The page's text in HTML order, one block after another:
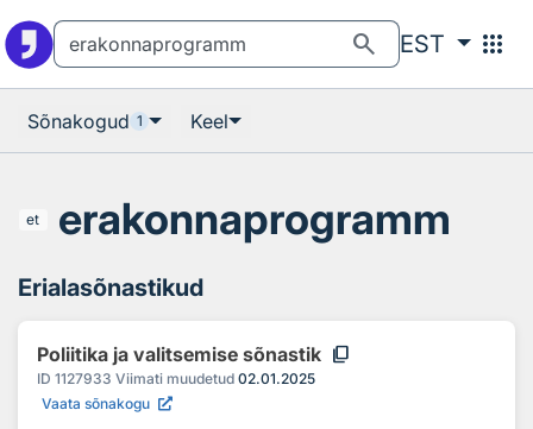
search EST apps
Sõnakogud 1 Keel
et erakonnaprogramm
Erialasõnastikud
Poliitika ja valitsemise sõnastik content_copy
ID 1127933 Viimati muudetud 02.01.2025
Vaata sõnakogu